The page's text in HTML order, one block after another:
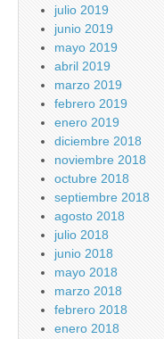
julio 2019
junio 2019
mayo 2019
abril 2019
marzo 2019
febrero 2019
enero 2019
diciembre 2018
noviembre 2018
octubre 2018
septiembre 2018
agosto 2018
julio 2018
junio 2018
mayo 2018
marzo 2018
febrero 2018
enero 2018